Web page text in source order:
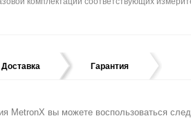
Доставка Гарантия
MetronX вы можете воспользоваться